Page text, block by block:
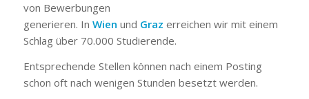
von Bewerbungen
generieren. In Wien und Graz erreichen wir mit einem
Schlag über 70.000 Studierende.
Entsprechende Stellen können nach einem Posting
schon oft nach wenigen Stunden besetzt werden.